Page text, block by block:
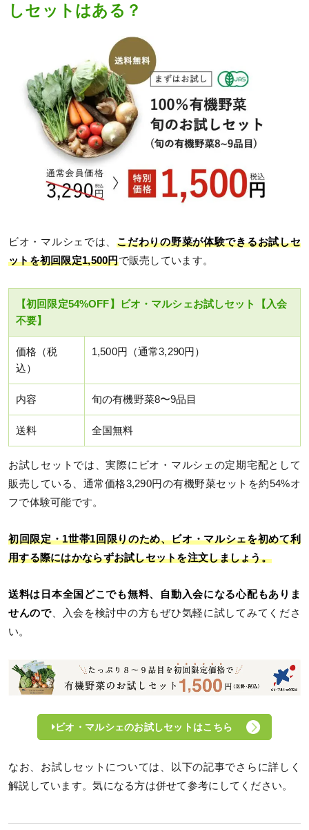
しセットはある？
ビオ・マルシェでは、こだわりの野菜が体験できるお試しセ
ットを初回限定1,500円で販売しています。
【初回限定54%OFF】ビオ・マルシェお試しセット【入会
不要】
価格（税
込）
1,500円（通常3,290円）
内容 旬の有機野菜8〜9品目
送料 全国無料
お試しセットでは、実際にビオ・マルシェの定期宅配として
販売している、通常価格3,290円の有機野菜セットを約54%オ
フで体験可能です。
初回限定・1世帯1回限りのため、ビオ・マルシェを初めて利
用する際にはかならずお試しセットを注文しましょう。
送料は日本全国どこでも無料、自動入会になる心配もありま
せんので、入会を検討中の方もぜひ気軽に試してみてくださ
い。
ビオ・マルシェのお試しセットはこちら
なお、お試しセットについては、以下の記事でさらに詳しく
解説しています。気になる方は併せて参考にしてください。